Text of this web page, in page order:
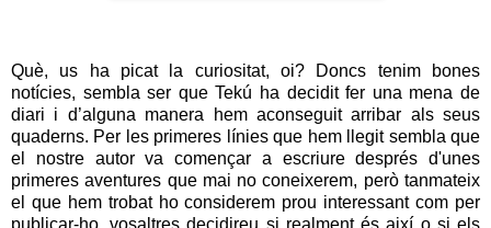
Què, us ha picat la curiositat, oi? Doncs tenim bones
notícies, sembla ser que Tekú ha decidit fer una mena de
diari i d’alguna manera hem aconseguit arribar als seus
quaderns. Per les primeres línies que hem llegit sembla que
el nostre autor va començar a escriure després d'unes
primeres aventures que mai no coneixerem, però tanmateix
el que hem trobat ho considerem prou interessant com per
publicar-ho, vosaltres decidireu si realment és així o si els